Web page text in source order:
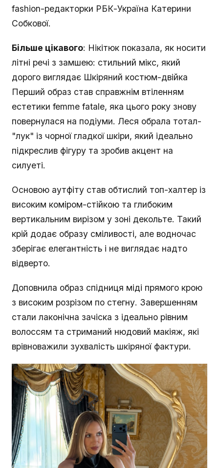
fashion-редакторки РБК-Україна Катерини
Собкової.
Більше цікавого: Нікітюк показала, як носити
літні речі з замшею: стильний мікс, який
дорого виглядає Шкіряний костюм-двійка
Перший образ став справжнім втіленням
естетики femme fatale, яка цього року знову
повернулася на подіуми. Леся обрала тотал-
"лук" із чорної гладкої шкіри, який ідеально
підкреслив фігуру та зробив акцент на
силуеті.
Основою аутфіту став обтислий топ-халтер із
високим коміром-стійкою та глибоким
вертикальним вирізом у зоні декольте. Такий
крій додає образу сміливості, але водночас
зберігає елегантність і не виглядає надто
відверто.
Доповнила образ спідниця міді прямого крою
з високим розрізом по стегну. Завершенням
стали лаконічна зачіска з ідеально рівним
волоссям та стриманий нюдовий макіяж, які
врівноважили зухвалість шкіряної фактури.